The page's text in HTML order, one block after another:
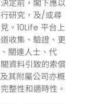
定前，閣下應以
研究，及/或尋
。10Life 平台上
收集、驗證、更
關連人士、代
資料引致的索償
其附屬公司亦概
整性和適時性。